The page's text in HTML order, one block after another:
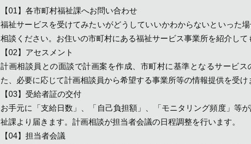
【01】各市町村福祉課へお問い合わせ
福祉サービスを受けてみたいがどうしていいかわからないといった
相談ください。お住いの市町村にある福祉サービス事業所を紹介して
【02】アセスメント
計画相談員との面談で計画案を作成、市町村に基準となるサービス
た、必要に応じて計画相談員から希望する事業所等の情報提供を受け
【03】受給者証の交付
お手元に「支給日数」、「自己負担額」、「モニタリング頻度」等
祉課より届きます。計画相談が担当者会議の日程調整を行います。
【04】担当者会議